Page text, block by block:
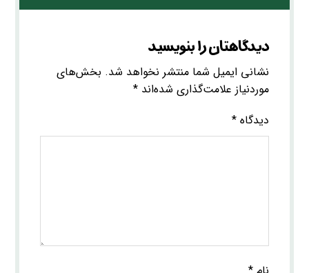
دیدگاهتان را بنویسید
نشانی ایمیل شما منتشر نخواهد شد. بخش‌های
موردنیاز علامت‌گذاری شده‌اند*
دیدگاه*